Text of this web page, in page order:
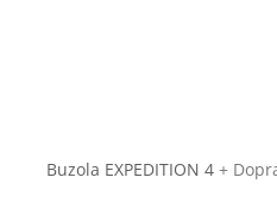
Buzola EXPEDITION 4 +